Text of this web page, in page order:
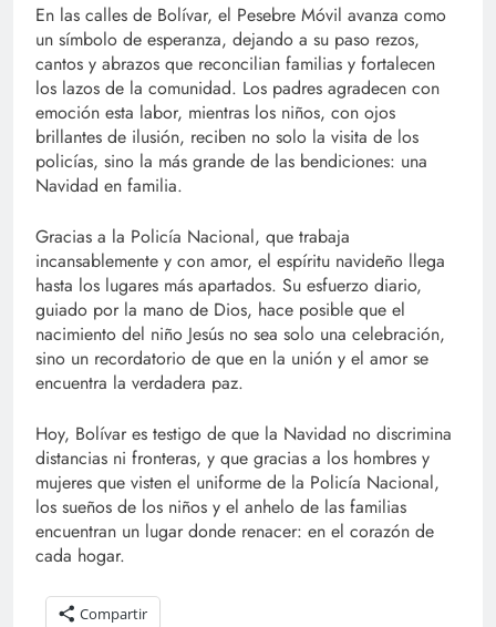
En las calles de Bolívar, el Pesebre Móvil avanza como
un símbolo de esperanza, dejando a su paso rezos,
cantos y abrazos que reconcilian familias y fortalecen
los lazos de la comunidad. Los padres agradecen con
emoción esta labor, mientras los niños, con ojos
brillantes de ilusión, reciben no solo la visita de los
policías, sino la más grande de las bendiciones: una
Navidad en familia.
Gracias a la Policía Nacional, que trabaja
incansablemente y con amor, el espíritu navideño llega
hasta los lugares más apartados. Su esfuerzo diario,
guiado por la mano de Dios, hace posible que el
nacimiento del niño Jesús no sea solo una celebración,
sino un recordatorio de que en la unión y el amor se
encuentra la verdadera paz.
Hoy, Bolívar es testigo de que la Navidad no discrimina
distancias ni fronteras, y que gracias a los hombres y
mujeres que visten el uniforme de la Policía Nacional,
los sueños de los niños y el anhelo de las familias
encuentran un lugar donde renacer: en el corazón de
cada hogar.
Compartir